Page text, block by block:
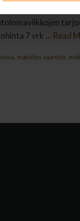
7 vrk … Read
majoitus saaristo